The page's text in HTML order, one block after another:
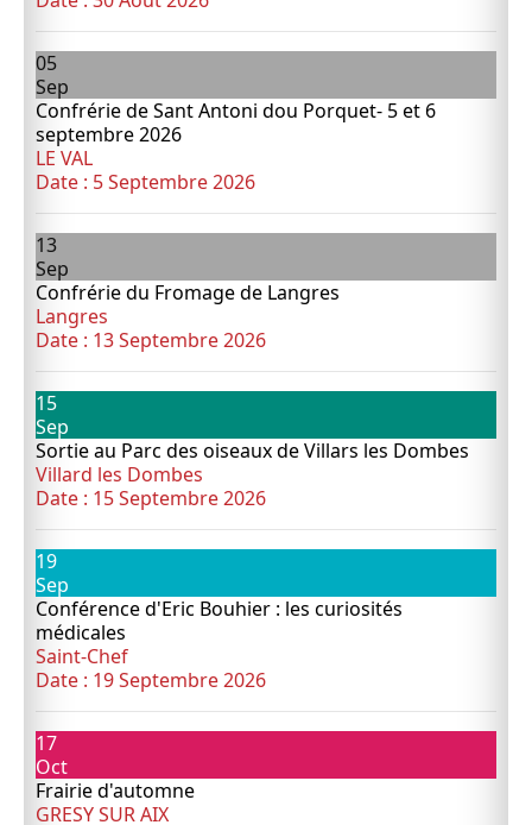
05
Sep
Confrérie de Sant Antoni dou Porquet- 5 et 6
septembre 2026
LE VAL
Date : 5 Septembre 2026
13
Sep
Confrérie du Fromage de Langres
Langres
Date : 13 Septembre 2026
15
Sep
Sortie au Parc des oiseaux de Villars les Dombes
Villard les Dombes
Date : 15 Septembre 2026
19
Sep
Conférence d'Eric Bouhier : les curiosités
médicales
Saint-Chef
Date : 19 Septembre 2026
17
Oct
Frairie d'automne
GRESY SUR AIX